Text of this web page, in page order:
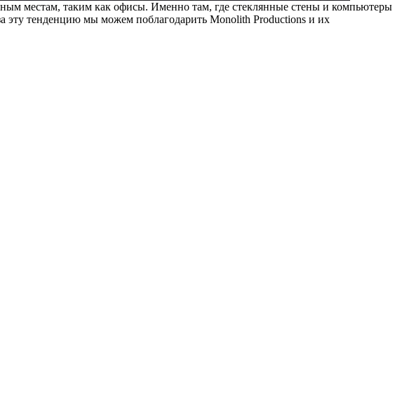
местам, таким как офисы. Именно там, где стеклянные стены и компьютеры
эту тенденцию мы можем поблагодарить Monolith Productions и их